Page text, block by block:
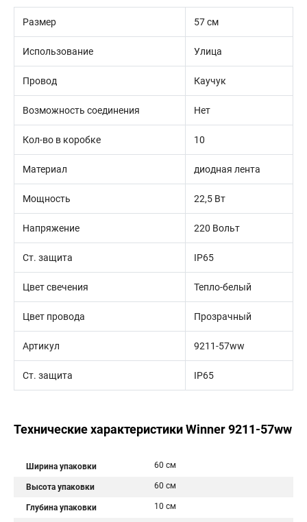
Размер 57 см
Использование Улица
Провод Каучук
Возможность соединения Нет
Кол-во в коробке 10
Материал диодная лента
Мощность 22,5 Вт
Напряжение 220 Вольт
Ст. защита IP65
Цвет свечения Тепло-белый
Цвет провода Прозрачный
Артикул 9211-57ww
Ст. защита IP65
Технические характеристики Winner 9211-57ww
Ширина упаковки 60 см
Высота упаковки 60 см
Глубина упаковки 10 см